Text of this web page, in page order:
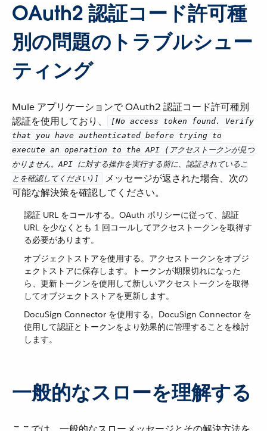
OAuth2 認証コード許可種
別の問題のトラブルシュー
ティング
Mule アプリケーションで OAuth2 認証コード許可種別
認証を使用しており、​
[No access token found. Verify
that you have authenticated before trying to
execute an operation to the API (アクセストークンが見つ
かりません。API に対する操作を実行する前に、認証されているこ
とを確認してください)]
​ メッセージが返された場合、次の
可能な解決策を確認してください。
認証 URL をコールする。OAuth ポリシーに従って、認証
URL を少なくとも 1 回コールしてアクセストークンを取得す
る必要があります。
オブジェクトストアを使用する。アクセストークンをオブジ
ェクトストアに保存します。トークンが期限切れになった
ら、更新トークンを使用して新しいアクセストークンを取得
してオブジェクトストアを更新します。
DocuSign Connector を使用する。DocuSign Connector を
使用して認証とトークンをより効果的に管理することを検討
します。
一般的なスローを理解する